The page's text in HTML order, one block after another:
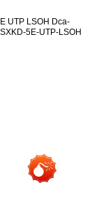
UTP LSOH Dca-
5E-UTP-LSOH